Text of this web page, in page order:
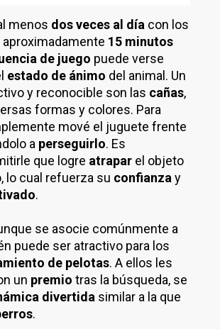
menos dos veces al día con los
aproximadamente 15 minutos
de juego puede verse
estado de ánimo del animal. Un
y reconocible son las cañas,
formas y colores. Para
mové el juguete frente
a perseguirlo. Es
que logre atrapar el objeto
lo cual refuerza su confianza y
.
se asocie comúnmente a
puede ser atractivo para los
de pelotas. A ellos les
un premio tras la búsqueda, se
divertida similar a la que
.